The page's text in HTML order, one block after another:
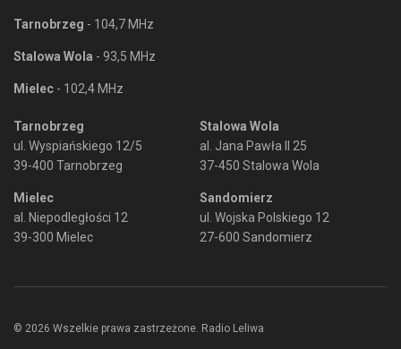
Tarnobrzeg - 104,7 MHz
Stalowa Wola - 93,5 MHz
Mielec - 102,4 MHz
Tarnobrzeg
ul. Wyspiańskiego 12/5
39-400 Tarnobrzeg
Mielec
al. Niepodległości 12
39-300 Mielec
Stalowa Wola
al. Jana Pawła II 25
37-450 Stalowa Wola
Sandomierz
ul. Wojska Polskiego 12
27-600 Sandomierz
© 2026 Wszelkie prawa zastrzeżone. Radio Leliwa